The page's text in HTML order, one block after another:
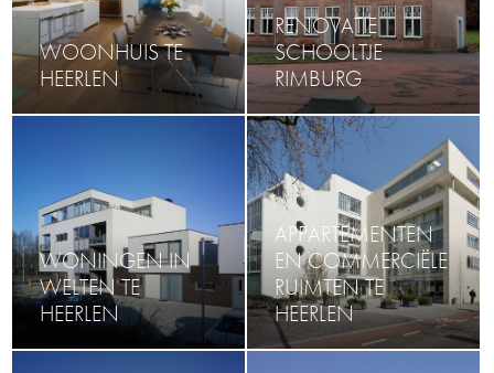
WOONHUIS TE
HEERLEN
RENOVATIE
SCHOOLTJE
RIMBURG
WONINGEN IN
WELTEN TE
HEERLEN
APPARTEMENTEN
EN COMMERCIËLE
RUIMTEN TE
HEERLEN